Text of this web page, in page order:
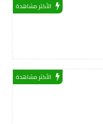
الأكثر مشاهدة
الأكثر مشاهدة